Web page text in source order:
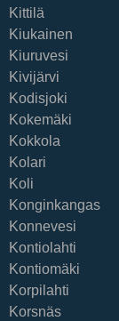
Kittilä
Kiukainen
Kiuruvesi
Kivijärvi
Kodisjoki
Kokemäki
Kokkola
Kolari
Koli
Konginkangas
Konnevesi
Kontiolahti
Kontiomäki
Korpilahti
Korsnäs